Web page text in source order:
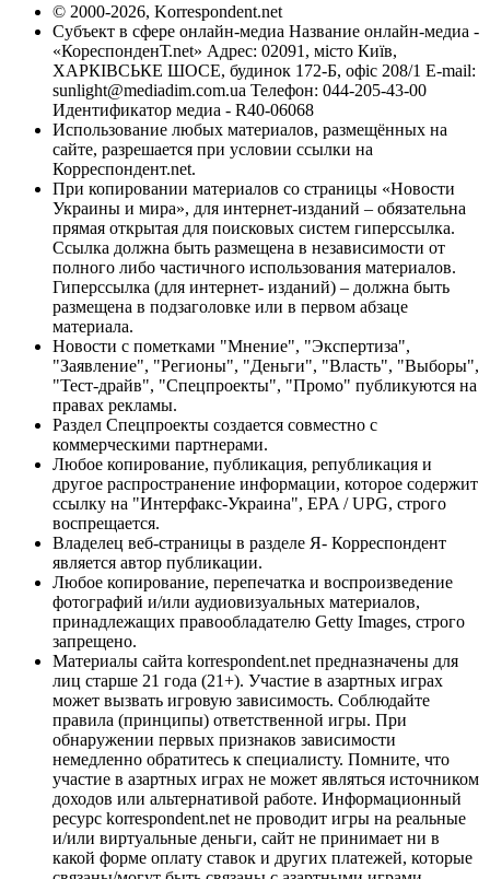
© 2000-2026, Korrespondent.net
Субъект в сфере онлайн-медиа Название онлайн-медиа -
«КореспонденТ.net» Адрес: 02091, місто Київ,
ХАРКІВСЬКЕ ШОСЕ, будинок 172-Б, офіс 208/1 E-mail:
sunlight@mediadim.com.ua Телефон: 044-205-43-00
Идентификатор медиа - R40-06068
Использование любых материалов, размещённых на
сайте, разрешается при условии ссылки на
Корреспондент.net.
При копировании материалов со страницы «Новости
Украины и мира», для интернет-изданий – обязательна
прямая открытая для поисковых систем гиперссылка.
Ссылка должна быть размещена в независимости от
полного либо частичного использования материалов.
Гиперссылка (для интернет- изданий) – должна быть
размещена в подзаголовке или в первом абзаце
материала.
Новости с пометками "Мнение", "Экспертиза",
"Заявление", "Регионы", "Деньги", "Власть", "Выборы",
"Тест-драйв", "Спецпроекты", "Промо" публикуются на
правах рекламы.
Раздел Спецпроекты создается совместно с
коммерческими партнерами.
Любое копирование, публикация, републикация и
другое распространение информации, которое содержит
ссылку на "Интерфакс-Украина", EPA / UPG, строго
воспрещается.
Владелец веб-страницы в разделе Я- Корреспондент
является автор публикации.
Любое копирование, перепечатка и воспроизведение
фотографий и/или аудиовизуальных материалов,
принадлежащих правообладателю Getty Images, строго
запрещено.
Материалы сайта korrespondent.net предназначены для
лиц старше 21 года (21+). Участие в азартных играх
может вызвать игровую зависимость. Соблюдайте
правила (принципы) ответственной игры. При
обнаружении первых признаков зависимости
немедленно обратитесь к специалисту. Помните, что
участие в азартных играх не может являться источником
доходов или альтернативой работе. Информационный
ресурс korrespondent.net не проводит игры на реальные
и/или виртуальные деньги, сайт не принимает ни в
какой форме оплату ставок и других платежей, которые